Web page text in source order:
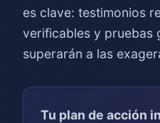
es clave: testimonios
verificables y pruebas
superarán a las
Tu plan de acción